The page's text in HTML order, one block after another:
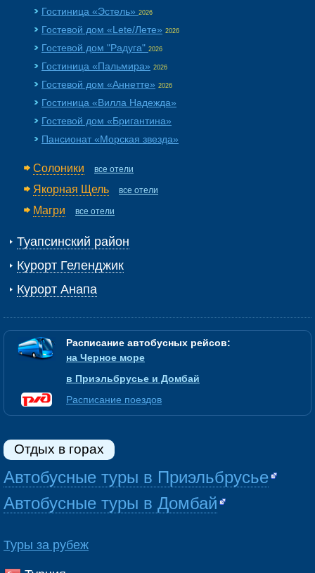
Гостиница «Эстель» 2026
Гостевой дом «Lete/Лете» 2026
Гостевой дом "Радуга" 2026
Гостиница «Пальмира» 2026
Гостевой дом «Аннетте» 2026
Гостиница «Вилла Надежда»
Гостевой дом «Бригантина»
Пансионат «Морская звезда»
Солоники все отели
Якорная Щель все отели
Магри все отели
Туапсинский район
Курорт Геленджик
Курорт Анапа
Расписание автобусных рейсов:
на Черное море
в Приэльбрусье и Домбай
Расписание поездов
Отдых в горах
Автобусные туры в Приэльбрусье
Автобусные туры в Домбай
Туры за рубеж